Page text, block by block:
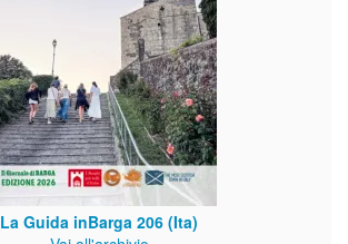
La Guida inBarga 206 (Ita)